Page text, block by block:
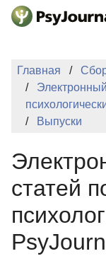
Перейти к
Главная
Выпуски
статей